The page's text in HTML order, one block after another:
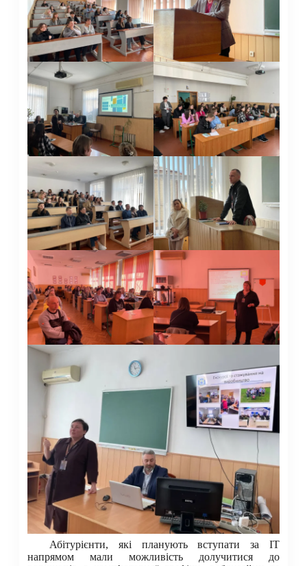
Абітурієнти, які планують вступати за ІТ
напрямом мали можливість долучитися до